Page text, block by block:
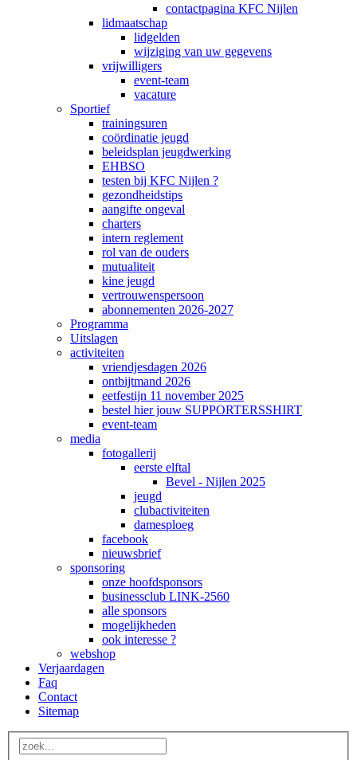
contactpagina KFC Nijlen
lidmaatschap
lidgelden
wijziging van uw gegevens
vrijwilligers
event-team
vacature
Sportief
trainingsuren
coördinatie jeugd
beleidsplan jeugdwerking
EHBSO
testen bij KFC Nijlen ?
gezondheidstips
aangifte ongeval
charters
intern reglement
rol van de ouders
mutualiteit
kine jeugd
vertrouwenspersoon
abonnementen 2026-2027
Programma
Uitslagen
activiteiten
vriendjesdagen 2026
ontbijtmand 2026
eetfestijn 11 november 2025
bestel hier jouw SUPPORTERSSHIRT
event-team
media
fotogallerij
eerste elftal
Bevel - Nijlen 2025
jeugd
clubactiviteiten
damesploeg
facebook
nieuwsbrief
sponsoring
onze hoofdsponsors
businessclub LINK-2560
alle sponsors
mogelijkheden
ook interesse ?
webshop
Verjaardagen
Faq
Contact
Sitemap